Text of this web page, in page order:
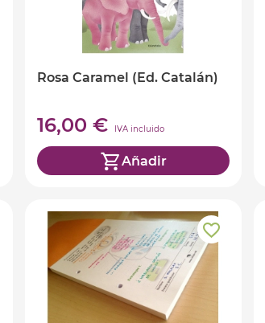
Rosa Caramel (Ed. Catalán)
16,00 € IVA incluido
Añadir